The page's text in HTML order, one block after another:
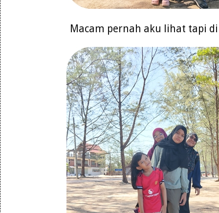
Macam pernah aku lihat tapi